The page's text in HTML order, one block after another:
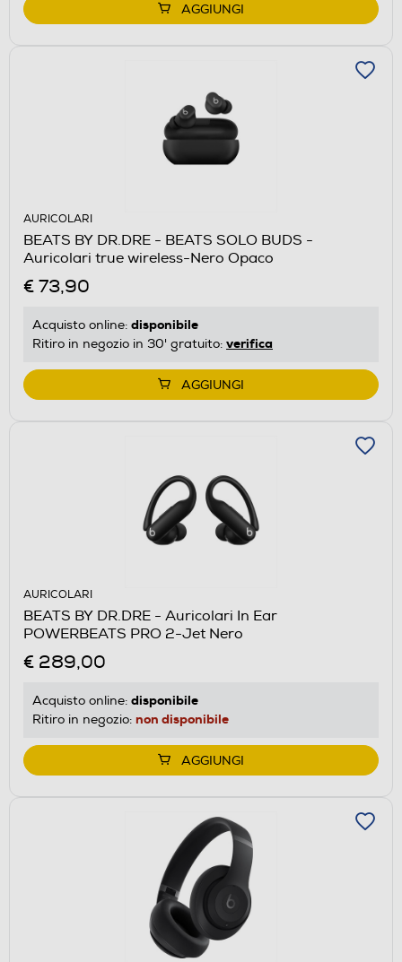
AGGIUNGI
AURICOLARI
BEATS BY DR.DRE - BEATS SOLO BUDS -
Auricolari true wireless-Nero Opaco
€ 73,90
Acquisto online: disponibile
Ritiro in negozio in 30' gratuito: verifica
AGGIUNGI
AURICOLARI
BEATS BY DR.DRE - Auricolari In Ear
POWERBEATS PRO 2-Jet Nero
€ 289,00
Acquisto online: disponibile
Ritiro in negozio: non disponibile
AGGIUNGI